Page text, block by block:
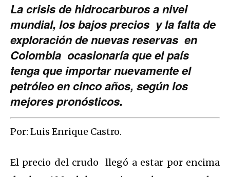
La crisis de hidrocarburos a nivel
mundial, los bajos precios y la falta de
exploración de nuevas reservas en
Colombia ocasionaría que el país
tenga que importar nuevamente el
petróleo en cinco años, según los
mejores pronósticos.
Por: Luis Enrique Castro.
El precio del crudo llegó a estar por encima